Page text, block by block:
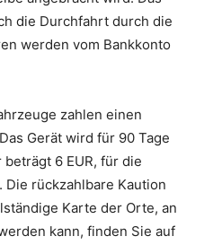
die Durchfahrt durch die
werden vom Bankkonto
zahlen einen
Gerät wird für 90 Tage
6 EUR, für die
Die rückzahlbare Kaution
Karte der Orte, an
kann, finden Sie auf